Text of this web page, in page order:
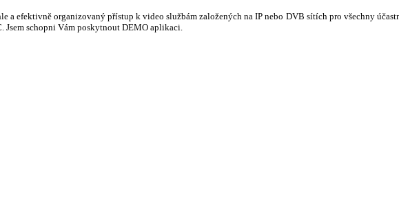
a efektivně organizovaný přístup k video službám založených na IP nebo DVB sítích pro všechny
schopni Vám poskytnout DEMO aplikaci.